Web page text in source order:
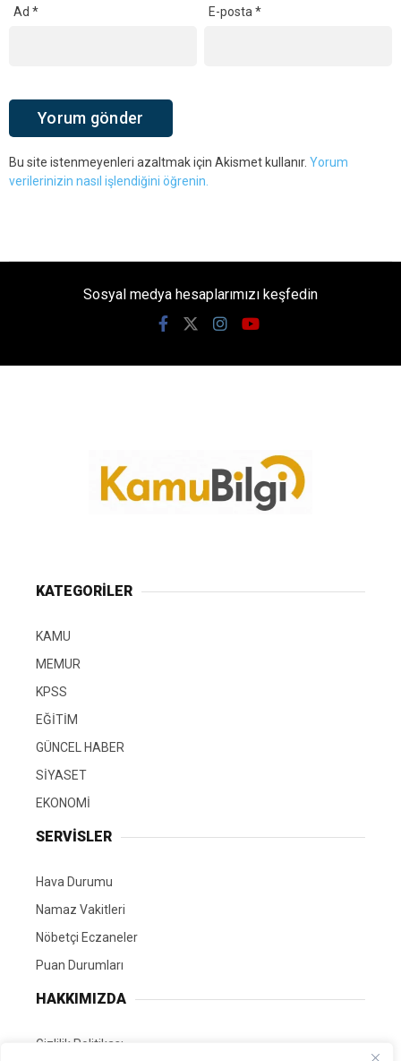
Ad * E-posta*
Bu site istenmeyenleri azaltmak için Akismet kullanır. Yorum
verilerinizin nasıl işlendiğini öğrenin.
Sosyal medya hesaplarımızı keşfedin
KATEGORİLER
KAMU
MEMUR
KPSS
EĞİTİM
GÜNCEL HABER
SİYASET
EKONOMİ
SERVİSLER
Hava Durumu
Namaz Vakitleri
Nöbetçi Eczaneler
Puan Durumları
HAKKIMIZDA
Gizlilik Politikası